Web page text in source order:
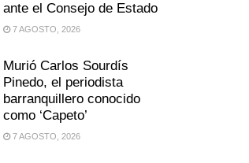
ante el Consejo de Estado
7 AGOSTO, 2026
Murió Carlos Sourdís
Pinedo, el periodista
barranquillero conocido
como ‘Capeto’
7 AGOSTO, 2026